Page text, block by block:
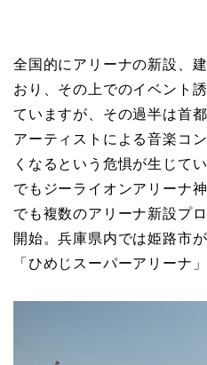
全国的にアリーナの新設、
おり、その上でのイベント
ていますが、その過半は首
アーティストによる音楽コ
くなるという危惧が生じて
でもジーライオンアリーナ
でも複数のアリーナ新設プ
開始。兵庫県内では姫路市
「ひめじスーパーアリーナ